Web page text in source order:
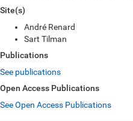
Site(s)
André Renard
Sart Tilman
Publications
See publications
Open Access Publications
See Open Access Publications